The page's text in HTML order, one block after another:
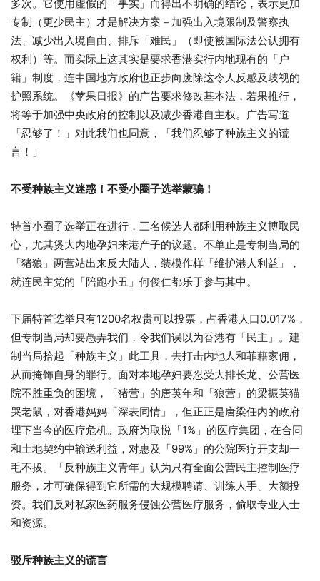
多次。它使用虚假的「事实」而得出不明确的结论，表示更加
专制（更少民主）才是解决方案－加强出入境限制及警察执
法、减少出入境自由、排斥「难民」（即使被国际法公认拥有
权利）等。而实际上这其实是要求香港实行内地现有的「户
籍」制度，连中国地方政府也正步向废除这令人反感及歧视的
护照系统。《苹果日报》的广告要求修改基本法，若果推行，
将等于加强中央政府的控制以及减少香港自主权。广告写道
「忍够了！」对此我们也同意，「我们忍够了种族主义的谎
言！」
不受种族主义迷惑！不受小圈子选举蒙骗！
特首小圈子选举正在进行，三名候选人都利用种族主义博取民
心，尤其煲大内地孕妇来港产子的议题。不单止是专制当局的
「猪狼」两营站出来反大陆人，装模作样「维护港人利益」，
就连民主党的「陪跑小丑」何俊仁都乐于参与其中。
下届特首选举只有1200名权贵可以投票，占香港人口0.017%，
但专制当局却要愚弄我们，令我们误以为香港有「民主」。建
制当局拾起「种族主义」此工具，去打击内地人和菲藉家佣，
从而掩饰自身的罪行。面对本地孕妇要忍受大排长龙、公营医
院不胜重负的困境，「猪营」的唐英年和「狼营」的梁振英猫
哭老鼠，对香港妈妈「深表同情」，但正正是唐梁任内的政府
埋下当今的医疗危机。政府为取悦「1%」的医疗集团，在合同
和土地契约中输送利益，对惠及「99%」的公院医疗开支却一
毛不拔。「反种族主义青年」认为只有全面公营民主控制医疗
服务，才可确保得到它所需的大规模聘请、训练人手、大额投
资。我们反对私家医药服务侵蚀公营医疗服务，偷取专业人士
和资源。
驳斥种族主义的谎言